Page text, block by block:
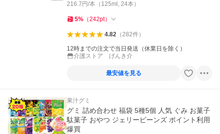
216.7円/本（125ml, 24本）
5% （242pt）
4.82（282件）
12時までの注文で当日発送（休業日を除く）
介護ストア げんき介
最安値を見る
果汁グミ
グミ 詰め合わせ 福袋 5種5個 人気 ぐみ お菓子
駄菓子 おやつ ジェリービーンズ ポイント利用
爆買